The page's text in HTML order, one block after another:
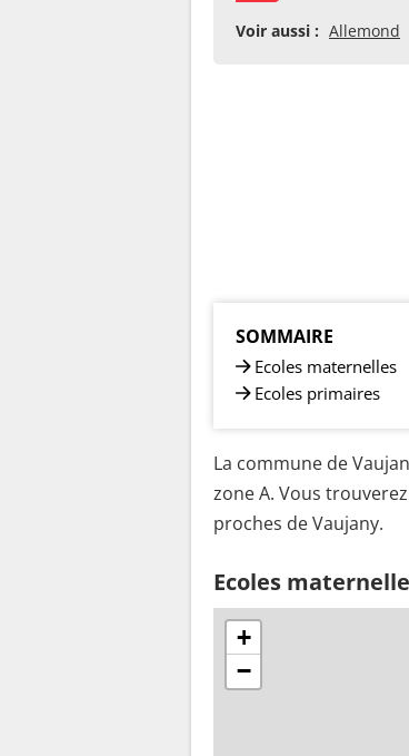
Voir aussi : Allemond
SOMMAIRE
Ecoles maternelles
Ecoles primaires
La commune de
zone A. Vous
proches de Vaujany.
Ecoles
+
−